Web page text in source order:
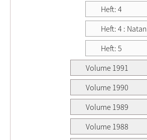
Heft: 4
Heft: 4 : Natan
Heft: 5
Volume 1991
Volume 1990
Volume 1989
Volume 1988